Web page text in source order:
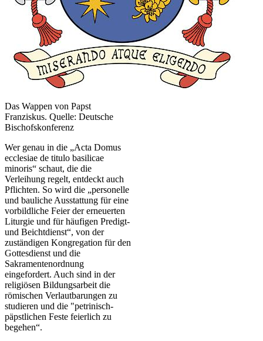
Das Wappen von Papst
Franziskus. Quelle: Deutsche
Bischofskonferenz
Wer genau in die „Acta Domus
ecclesiae de titulo basilicae
minoris“ schaut, die die
Verleihung regelt, entdeckt auch
Pflichten. So wird die „personelle
und bauliche Ausstattung für eine
vorbildliche Feier der erneuerten
Liturgie und für häufigen Predigt-
und Beichtdienst“, von der
zuständigen Kongregation für den
Gottesdienst und die
Sakramentenordnung
eingefordert. Auch sind in der
religiösen Bildungsarbeit die
römischen Verlautbarungen zu
studieren und die "petrinisch-
päpstlichen Feste feierlich zu
begehen“.